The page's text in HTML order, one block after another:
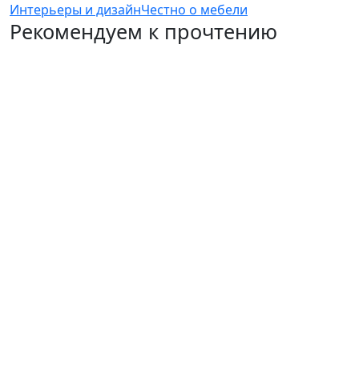
Интерьеры и дизайнЧестно о мебели
Рекомендуем к прочтению